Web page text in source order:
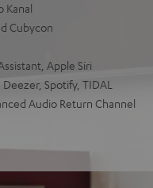
Kanal
Cubycon
Apple Siri
Spotify, TIDAL
Audio Return Channel